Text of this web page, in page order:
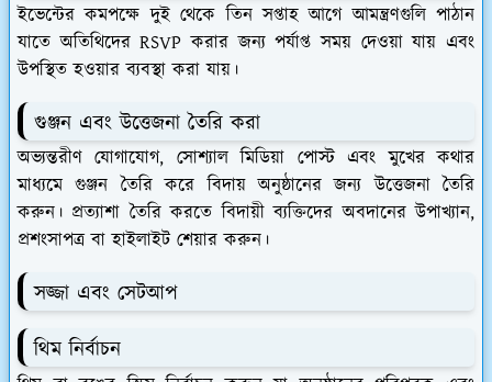
ইভেন্টের কমপক্ষে দুই থেকে তিন সপ্তাহ আগে আমন্ত্রণগুলি পাঠান
যাতে অতিথিদের RSVP করার জন্য পর্যাপ্ত সময় দেওয়া যায় এবং
উপস্থিত হওয়ার ব্যবস্থা করা যায়।
গুঞ্জন এবং উত্তেজনা তৈরি করা
অভ্যন্তরীণ যোগাযোগ, সোশ্যাল মিডিয়া পোস্ট এবং মুখের কথার
মাধ্যমে গুঞ্জন তৈরি করে বিদায় অনুষ্ঠানের জন্য উত্তেজনা তৈরি
করুন। প্রত্যাশা তৈরি করতে বিদায়ী ব্যক্তিদের অবদানের উপাখ্যান,
প্রশংসাপত্র বা হাইলাইট শেয়ার করুন।
সজ্জা এবং সেটআপ
থিম নির্বাচন